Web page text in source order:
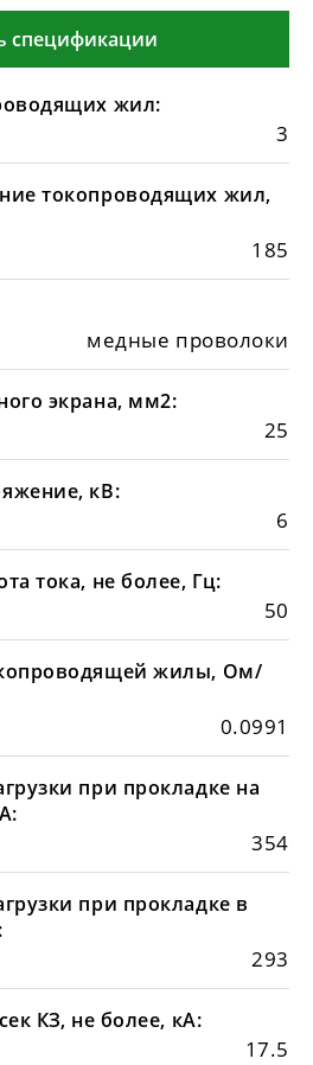
спецификации
жил:
3
токопроводящих жил,
185
медные проволоки
экрана, мм2:
25
кВ:
6
тока, не более, Гц:
50
жилы, Ом/
0.0991
при прокладке на
354
при прокладке в
293
КЗ, не более, кА:
17.5